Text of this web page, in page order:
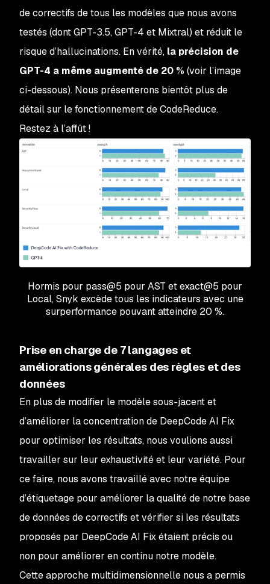
de correctifs de tous les modèles que nous avons
testés (dont GPT-3.5, GPT-4 et Mixtral) et réduit le
risque d’hallucinations. En vérité, la précision de
GPT-4 a même augmenté de 20 % (voir l’image
ci-dessous). Nous présenterons bientôt plus de
détail sur le fonctionnement de CodeReduce.
Restez à l’affût !
Hormis pour pass@5 pour AST et exact@5 pour
Local, Snyk excède tous les indicateurs avec une
surperformance pouvant atteindre 20 %.
Prise en charge de 7 langages et
améliorations générales des règles et des
données
En plus de modifier le modèle sous-jacent et
d’améliorer la concentration de DeepCode AI Fix
pour optimiser les résultats, nous voulions aussi
travailler sur leur exhaustivité et leur variété. Pour
ce faire, nous avons travaillé avec notre équipe
d’étiquetage pour améliorer la qualité de notre base
de données de correctifs et vérifier si les résultats
proposés par DeepCode AI Fix étaient précis ou
non pour améliorer en continu notre modèle.
Cette approche multidimensionnelle nous a permis